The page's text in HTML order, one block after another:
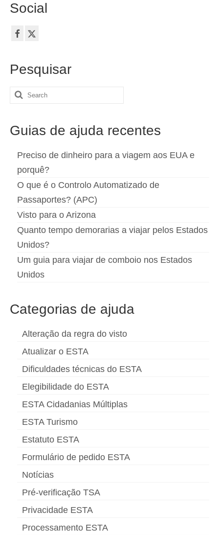
Social
Pesquisar
Search
Guias de ajuda recentes
Preciso de dinheiro para a viagem aos EUA e
porquê?
O que é o Controlo Automatizado de
Passaportes? (APC)
Visto para o Arizona
Quanto tempo demorarias a viajar pelos Estados
Unidos?
Um guia para viajar de comboio nos Estados
Unidos
Categorias de ajuda
Alteração da regra do visto
Atualizar o ESTA
Dificuldades técnicas do ESTA
Elegibilidade do ESTA
ESTA Cidadanias Múltiplas
ESTA Turismo
Estatuto ESTA
Formulário de pedido ESTA
Notícias
Pré-verificação TSA
Privacidade ESTA
Processamento ESTA